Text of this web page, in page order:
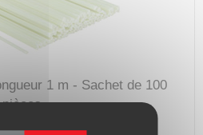
1 m - Sachet de 100
pièces.
:608165